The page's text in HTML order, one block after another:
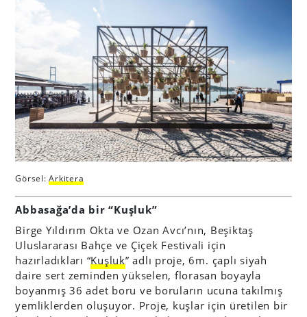
Görsel:Arkitera
Abbasağa’da bir “Kuşluk”
Birge Yıldırım Okta ve Ozan Avcı’nın, Beşiktaş
Uluslararası Bahçe ve Çiçek Festivali için
hazırladıkları “Kuşluk” adlı proje, 6m. çaplı siyah
daire sert zeminden yükselen, florasan boyayla
boyanmış 36 adet boru ve boruların ucuna takılmış
yemliklerden oluşuyor. Proje, kuşlar için üretilen bir